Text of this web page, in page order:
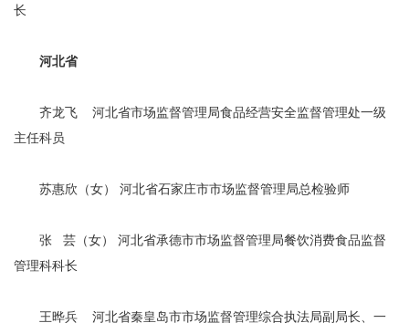
长
河北省
齐龙飞 河北省市场监督管理局食品经营安全监督管理处一级
主任科员
苏惠欣（女） 河北省石家庄市市场监督管理局总检验师
张 芸（女） 河北省承德市市场监督管理局餐饮消费食品监督
管理科科长
王晔兵 河北省秦皇岛市市场监督管理综合执法局副局长、一